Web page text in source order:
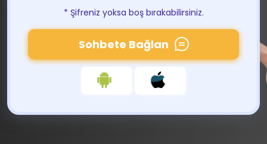
* Şifreniz yoksa boş bırakabilirsiniz.
Sohbete Bağlan